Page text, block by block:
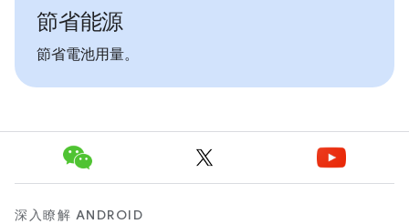
節省能源
節省電池用量。
深入瞭解 ANDROID